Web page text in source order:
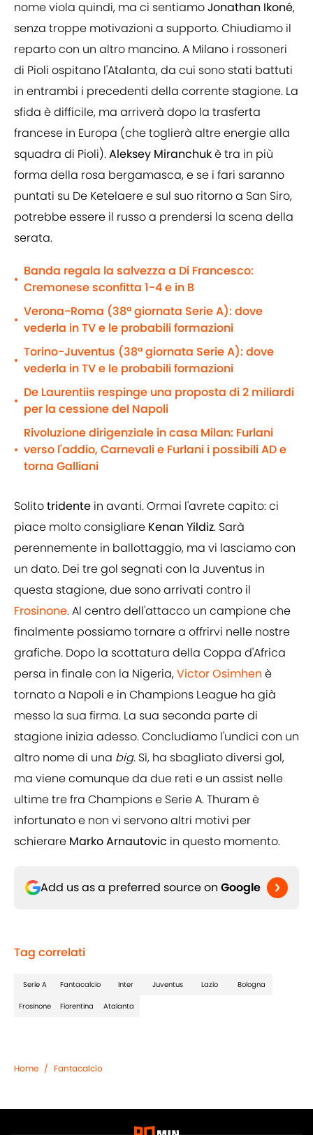
nome viola quindi, ma ci sentiamoJonathan Ikoné,
senza troppe motivazioni a supporto. Chiudiamo il
reparto con un altro mancino. A Milano i rossoneri
di Pioli ospitano l'Atalanta, da cui sono stati battuti
in entrambi i precedenti della corrente stagione. La
sfida è difficile, ma arriverà dopo la trasferta
francese in Europa (che toglierà altre energie alla
squadra di Pioli).Aleksey Miranchukè tra in più
forma della rosa bergamasca, e se i fari saranno
puntati su De Ketelaere e sul suo ritorno a San Siro,
potrebbe essere il russo a prendersi la scena della
serata.
•
Banda regala la salvezza a Di Francesco:
Cremonese sconfitta 1-4 e in B
•
Verona-Roma (38ª giornata Serie A): dove
vederla in TV e le probabili formazioni
•
Torino-Juventus (38ª giornata Serie A): dove
vederla in TV e le probabili formazioni
•
De Laurentiis respinge una proposta di 2 miliardi
per la cessione del Napoli
•
Rivoluzione dirigenziale in casa Milan: Furlani
verso l'addio, Carnevali e Furlani i possibili AD e
torna Galliani
Solitotridente in avanti. Ormai l'avrete capito: ci
piace molto consigliare Kenan Yildiz. Sarà
perennemente in ballottaggio, ma vi lasciamo con
un dato. Dei tre gol segnati con la Juventus in
questa stagione, due sono arrivati contro il
Frosinone. Al centro dell'attacco un campione che
finalmente possiamo tornare a offrirvi nelle nostre
grafiche. Dopo la scottatura della Coppa d'Africa
persa in finale con la Nigeria,Victor Osimhen è
tornato a Napoli e in Champions League ha già
messo la sua firma. La sua seconda parte di
stagione inizia adesso. Concludiamo l'undici con un
altro nome di una big. Sì, ha sbagliato diversi gol,
ma viene comunque da due reti e un assist nelle
ultime tre fra Champions e Serie A. Thuram è
infortunato e non vi servono altri motivi per
schierare MarkoArnautovic in questo momento.
Add us as a preferred source on Google
Tag correlati
Serie A Fantacalcio Inter Juventus Lazio Bologna
Frosinone Fiorentina Atalanta
Home / Fantacalcio